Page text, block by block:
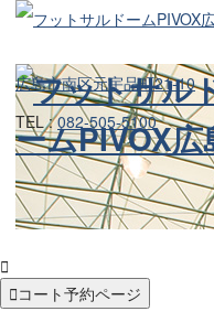

コート予約ページ
広島市南区元宇品町21-10
TEL :082-505-5100